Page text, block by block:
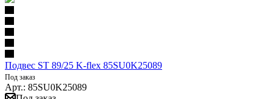
Подвес ST 89/25 K-flex 85SU0K25089
Под заказ
Арт.: 85SU0K25089